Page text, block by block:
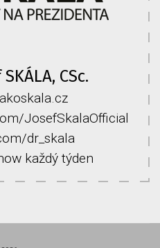
CSc.
JosefSkalaOfficial
dr_skala
každý týden